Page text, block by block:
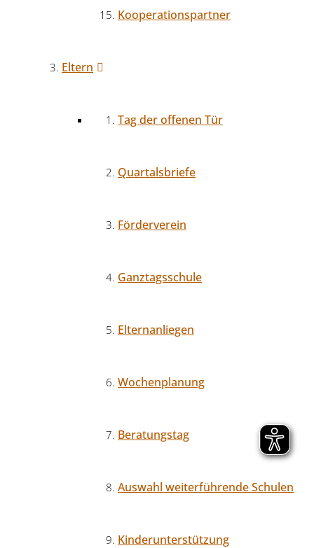
Kooperationspartner
Eltern
Tag der offenen Tür
Quartalsbriefe
Förderverein
Ganztagsschule
Elternanliegen
Wochenplanung
Beratungstag
Auswahl weiterführende Schulen
Kinderunterstützung